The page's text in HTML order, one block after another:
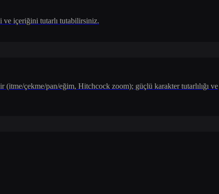
ve içeriğini tutarlı tutabilirsiniz.
çekme/pan/eğim, Hitchcock zoom); güçlü karakter tutarlılığı ve